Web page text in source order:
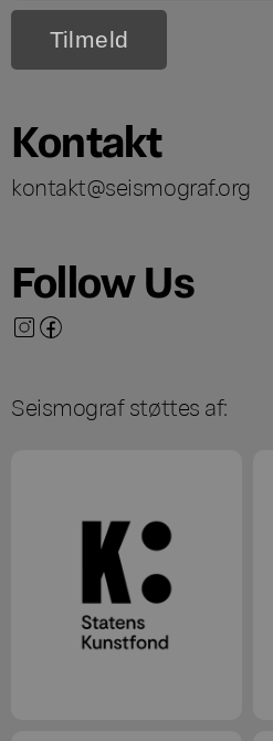
Kontakt
kontakt@seismograf.org
Follow Us
Seismograf støttes af: